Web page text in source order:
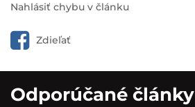
Nahlásiť chybu v článku
Zdieľať
Odporúčané články